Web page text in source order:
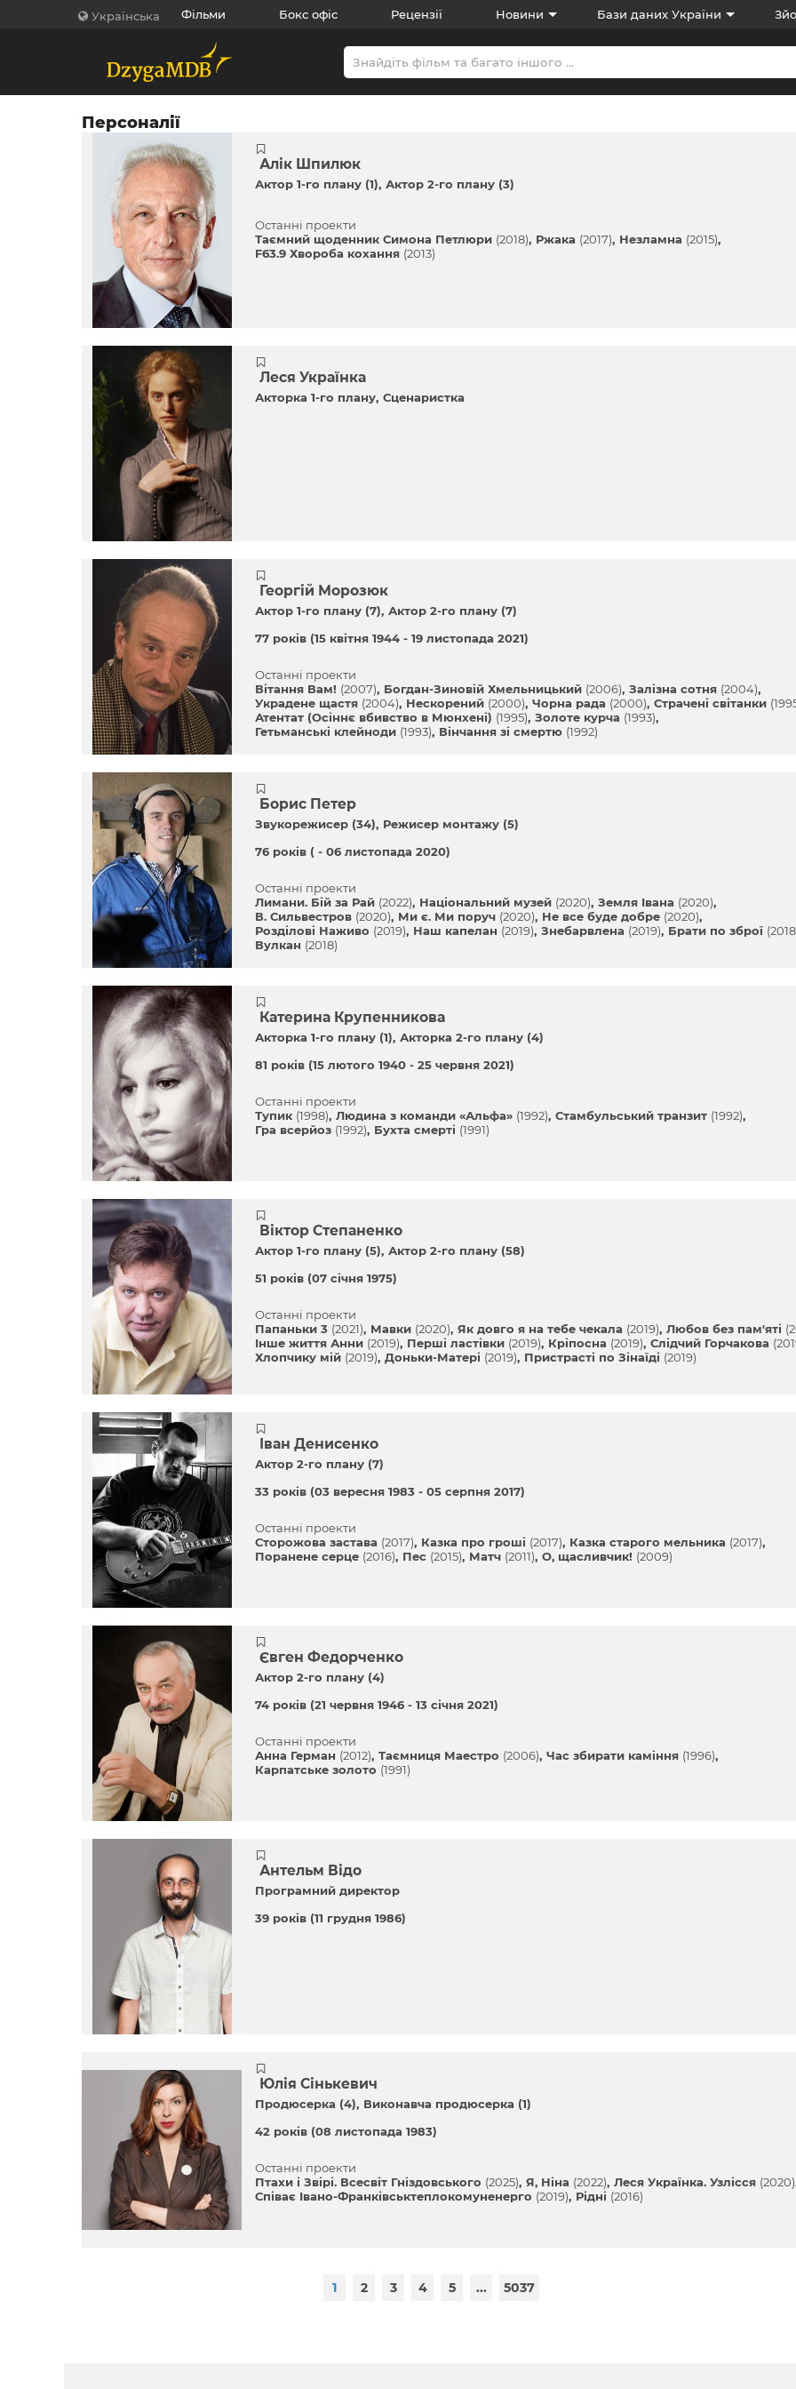
Українська Фільми Бокс офіс Рецензії Новини Бази даних України
Персоналії
Алік Шпилюк
Актор 1-го плану (1) Актор 2-го плану (3)
Останні проекти
Таємний щоденник Симона Петлюри (2018) Ржака (2017) Незламна (2015)
F63.9 Хвороба кохання (2013)
Леся Українка
Акторка 1-го плану Сценаристка
Георгій Морозюк
Актор 1-го плану (7) Актор 2-го плану (7)
77 років (15 квітня 1944 - 19 листопада 2021)
Останні проекти
Вітання Вам! (2007) Богдан-Зиновій Хмельницький (2006) Залізна сотня (2004)
Украдене щастя (2004) Нескорений (2000) Чорна рада (2000) Страчені світанки
Атентат (Осіннє вбивство в Мюнхені) (1995) Золоте курча (1993)
Гетьманські клейноди (1993) Вінчання зі смертю (1992)
Борис Петер
Звукорежисер (34)
Режисер монтажу (5)
76 років ( - 06 листопада 2020)
Останні проекти
Лимани. Бій за Рай (2022) Національний музей (2020) Земля Івана (2020)
В. Сильвестров (2020) Ми є. Ми поруч (2020) Не все буде добре (2020)
Розділові Наживо (2019) Наш капелан (2019) Знебарвлена (2019) Брати по зброї
Вулкан (2018)
Катерина Крупенникова
Акторка 1-го плану (1) Акторка 2-го плану (4)
81 років (15 лютого 1940 - 25 червня 2021)
Останні проекти
Тупик (1998) Людина з команди «Альфа» (1992) Стамбульський транзит (1992)
Гра всерйоз (1992) Бухта смерті (1991)
Віктор Степаненко
Актор 1-го плану (5) Актор 2-го плану (58)
51 років (07 січня 1975)
Останні проекти
Папаньки 3 (2021) Мавки (2020) Як довго я на тебе чекала (2019) Любов без пам'яті
Інше життя Анни (2019) Перші ластівки (2019) Кріпосна (2019) Слідчий Горчакова
Хлопчику мій (2019) Доньки-Матері (2019) Пристрасті по Зінаїді (2019)
Іван Денисенко
Актор 2-го плану (7)
33 років (03 вересня 1983 - 05 серпня 2017)
Останні проекти
Сторожова застава (2017) Казка про гроші (2017) Казка старого мельника (2017)
Поранене серце (2016) Пес (2015) Матч (2011) О, щасливчик! (2009)
Євген Федорченко
Актор 2-го плану (4)
74 років (21 червня 1946 - 13 січня 2021)
Останні проекти
Анна Герман (2012) Таємниця Маестро (2006) Час збирати каміння (1996)
Карпатське золото (1991)
Антельм Відо
Програмний директор
39 років (11 грудня 1986)
Юлія Сінькевич
Продюсерка (4)
Виконавча продюсерка (1)
42 років (08 листопада 1983)
Останні проекти
Птахи і Звірі. Всесвіт Гніздовського (2025) Я, Ніна (2022) Леся Українка. Узлісся (2020)
Співає Івано-Франківськтеплокомуненерго (2019) Рідні (2016)
1 2 3 4 5 ... 5037